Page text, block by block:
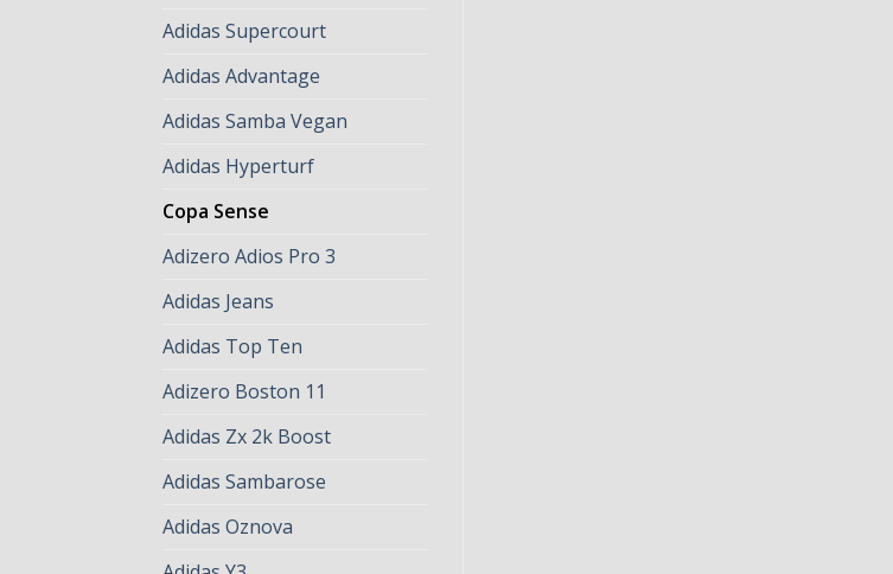
Adidas Supercourt
Adidas Advantage
Adidas Samba Vegan
Adidas Hyperturf
Copa Sense
Adizero Adios Pro 3
Adidas Jeans
Adidas Top Ten
Adizero Boston 11
Adidas Zx 2k Boost
Adidas Sambarose
Adidas Oznova